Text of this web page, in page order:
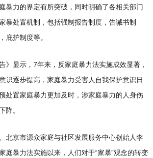
暴力的界定有所突破，同时明确了各相关部门
暴处置机制，包括强制报告制度，告诫书制
庇护制度等。
》显示，7年来，反家庭暴力法实施成效显著，
识逐步提高，家庭暴力受害人自我保护意识日
处置家庭暴力更加及时，涉家庭暴力的人身伤
降。
北京市源众家庭与社区发展服务中心创始人李
庭暴力法实施以来，人们对于“家暴”观念的转变